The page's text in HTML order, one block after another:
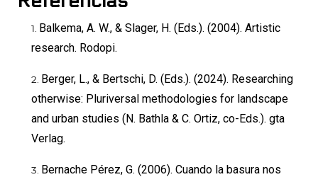
Balkema, A. W., & Slager, H. (Eds.). (2004). Artistic
research. Rodopi.
Berger, L., & Bertschi, D. (Eds.). (2024). Researching
otherwise: Pluriversal methodologies for landscape
and urban studies (N. Bathla & C. Ortiz, co-Eds.). gta
Verlag.
Bernache Pérez, G. (2006). Cuando la basura nos